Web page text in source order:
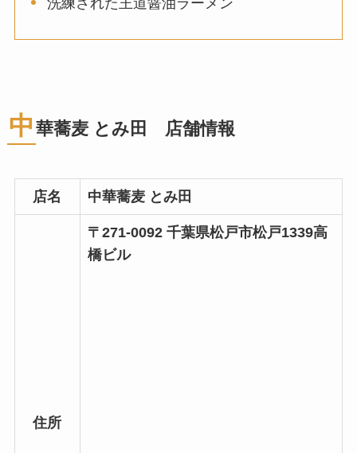
中 華蕎麦 とみ田 店舗情報
店名 中華蕎麦 とみ田
住所
〒271-0092 千葉県松戸市松戸1339高
橋ビル